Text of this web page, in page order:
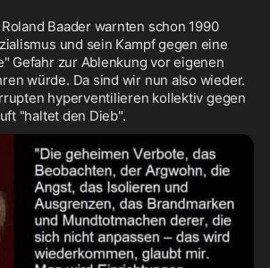
Baader warnten schon 1990
und sein Kampf gegen eine
Gefahr zur Ablenkung vor eigenen
würde. Da sind wir nun also wieder.
hyperventilieren kollektiv gegen